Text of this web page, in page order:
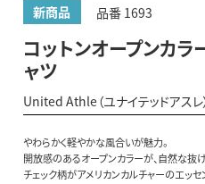
新商品 品番 1693
コットンオープンカラ
ャツ
United Athle（ユナイテッドアスレ
やわらかく軽やかな風合いが魅力。
開放感のあるオープンカラーが、自然な抜
チェック柄がアメリカンカルチャーのエッセ